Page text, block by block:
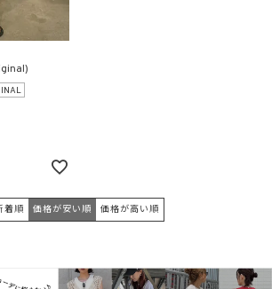
着順 価格が安い順 価格が高い順